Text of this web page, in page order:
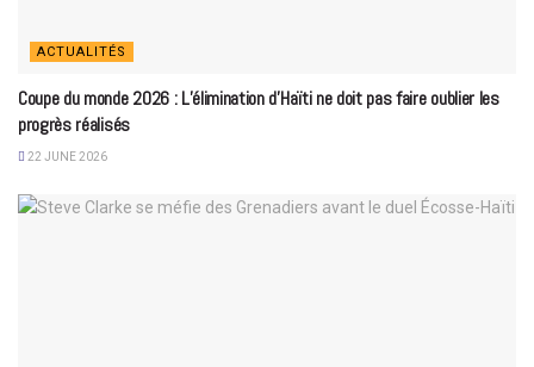
ACTUALITÉS
Coupe du monde 2026 : L’élimination d’Haïti ne doit pas faire oublier les
progrès réalisés
22 JUNE 2026